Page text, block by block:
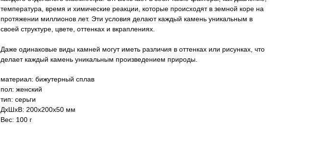
температура, время и химические реакции, которые происходят в земной коре на
протяжении миллионов лет. Эти условия делают каждый камень уникальным в
своей структуре, цвете, оттенках и вкраплениях.
Даже одинаковые виды камней могут иметь различия в оттенках или рисунках, что
делает каждый камень уникальным произведением природы.
материал: бижутерный сплав
пол: женский
тип: серьги
ДxШxВ: 200x200x50 мм
Вес: 100 г